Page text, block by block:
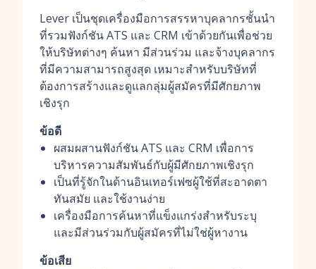
Lever เป็นชุดเครื่องมือการสรรหาบุคลากรชั้นนำ
ที่รวมฟังก์ชัน ATS และ CRM เข้าด้วยกันเพื่อช่วย
ให้บริษัทต่างๆ ค้นหา มีส่วนร่วม และจ้างบุคลากร
ที่มีความสามารถสูงสุด เหมาะสำหรับบริษัทที่
ต้องการสร้างและดูแลกลุ่มผู้สมัครที่มีศักยภาพ
เชิงรุก
ข้อดี
ผสมผสานฟังก์ชัน ATS และ CRM เพื่อการ
บริหารความสัมพันธ์กับผู้มีศักยภาพเชิงรุก
เป็นที่รู้จักในด้านอินเทอร์เฟซผู้ใช้ที่สะอาดตา
ทันสมัย และใช้งานง่าย
เครื่องมือการค้นหาที่แข็งแกร่งสำหรับระบุ
และมีส่วนร่วมกับผู้สมัครที่ไม่ใช่ผู้หางาน
ข้อเสีย